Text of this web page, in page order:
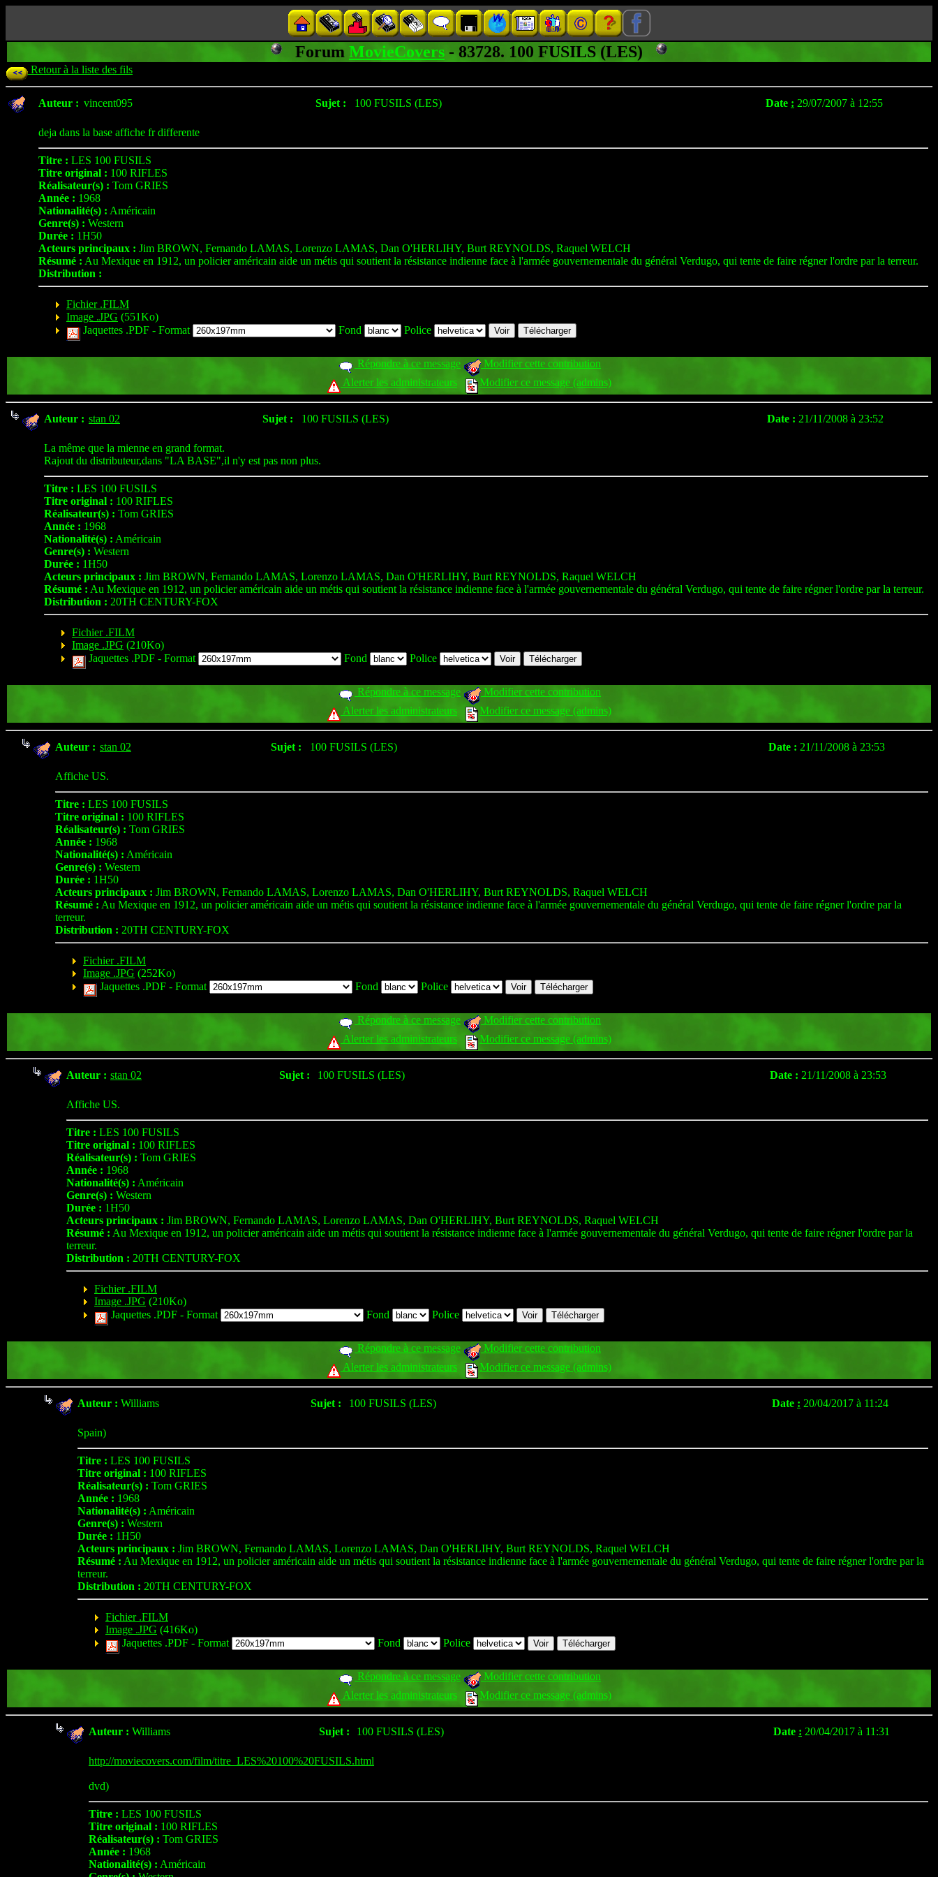
Forum MovieCovers - 83728. 100 FUSILS (LES)
Retour à la liste des fils
Auteur : vincent095 Sujet : 100 FUSILS (LES) Date : 29/07/2007 à 12:55
deja dans la base affiche fr differente
Titre : LES 100 FUSILS
Titre original : 100 RIFLES
Réalisateur(s) : Tom GRIES
Année : 1968
Nationalité(s) : Américain
Genre(s) : Western
Durée : 1H50
Acteurs principaux : Jim BROWN, Fernando LAMAS, Lorenzo LAMAS, Dan O'HERLIHY, Burt REYNOLDS, Raquel WELCH
Résumé : Au Mexique en 1912, un policier américain aide un métis qui soutient la résistance indienne face à l'armée gouvernementale du général Verdugo, qui tente de faire régner l'ordre par la terreur.
Distribution :
Fichier .FILM
Image .JPG (551Ko)
Jaquettes .PDF - Format Fond Police
Répondre à ce message
Modifier cette contribution
Alerter les administrateurs
Modifier ce message (admins)
Auteur : stan 02 Sujet : 100 FUSILS (LES) Date : 21/11/2008 à 23:52
La même que la mienne en grand format.
Rajout du distributeur,dans "LA BASE",il n'y est pas non plus.
Titre : LES 100 FUSILS
Titre original : 100 RIFLES
Réalisateur(s) : Tom GRIES
Année : 1968
Nationalité(s) : Américain
Genre(s) : Western
Durée : 1H50
Acteurs principaux : Jim BROWN, Fernando LAMAS, Lorenzo LAMAS, Dan O'HERLIHY, Burt REYNOLDS, Raquel WELCH
Résumé : Au Mexique en 1912, un policier américain aide un métis qui soutient la résistance indienne face à l'armée gouvernementale du général Verdugo, qui tente de faire régner l'ordre par la terreur.
Distribution : 20TH CENTURY-FOX
Fichier .FILM
Image .JPG (210Ko)
Jaquettes .PDF - Format Fond Police
Répondre à ce message
Modifier cette contribution
Alerter les administrateurs
Modifier ce message (admins)
Auteur : stan 02 Sujet : 100 FUSILS (LES) Date : 21/11/2008 à 23:53
Affiche US.
Titre : LES 100 FUSILS
Titre original : 100 RIFLES
Réalisateur(s) : Tom GRIES
Année : 1968
Nationalité(s) : Américain
Genre(s) : Western
Durée : 1H50
Acteurs principaux : Jim BROWN, Fernando LAMAS, Lorenzo LAMAS, Dan O'HERLIHY, Burt REYNOLDS, Raquel WELCH
Résumé : Au Mexique en 1912, un policier américain aide un métis qui soutient la résistance indienne face à l'armée gouvernementale du général Verdugo, qui tente de faire régner l'ordre par la
terreur.
Distribution : 20TH CENTURY-FOX
Fichier .FILM
Image .JPG (252Ko)
Jaquettes .PDF - Format Fond Police
Répondre à ce message
Modifier cette contribution
Alerter les administrateurs
Modifier ce message (admins)
Auteur : stan 02 Sujet : 100 FUSILS (LES) Date : 21/11/2008 à 23:53
Affiche US.
Titre : LES 100 FUSILS
Titre original : 100 RIFLES
Réalisateur(s) : Tom GRIES
Année : 1968
Nationalité(s) : Américain
Genre(s) : Western
Durée : 1H50
Acteurs principaux : Jim BROWN, Fernando LAMAS, Lorenzo LAMAS, Dan O'HERLIHY, Burt REYNOLDS, Raquel WELCH
Résumé : Au Mexique en 1912, un policier américain aide un métis qui soutient la résistance indienne face à l'armée gouvernementale du général Verdugo, qui tente de faire régner l'ordre par la
terreur.
Distribution : 20TH CENTURY-FOX
Fichier .FILM
Image .JPG (210Ko)
Jaquettes .PDF - Format Fond Police
Répondre à ce message
Modifier cette contribution
Alerter les administrateurs
Modifier ce message (admins)
Auteur : Williams Sujet : 100 FUSILS (LES) Date : 20/04/2017 à 11:24
Spain)
Titre : LES 100 FUSILS
Titre original : 100 RIFLES
Réalisateur(s) : Tom GRIES
Année : 1968
Nationalité(s) : Américain
Genre(s) : Western
Durée : 1H50
Acteurs principaux : Jim BROWN, Fernando LAMAS, Lorenzo LAMAS, Dan O'HERLIHY, Burt REYNOLDS, Raquel WELCH
Résumé : Au Mexique en 1912, un policier américain aide un métis qui soutient la résistance indienne face à l'armée gouvernementale du général Verdugo, qui tente de faire régner l'ordre par la
terreur.
Distribution : 20TH CENTURY-FOX
Fichier .FILM
Image .JPG (416Ko)
Jaquettes .PDF - Format Fond Police
Répondre à ce message
Modifier cette contribution
Alerter les administrateurs
Modifier ce message (admins)
Auteur : Williams Sujet : 100 FUSILS (LES) Date : 20/04/2017 à 11:31
http://moviecovers.com/film/titre_LES%20100%20FUSILS.html
dvd)
Titre : LES 100 FUSILS
Titre original : 100 RIFLES
Réalisateur(s) : Tom GRIES
Année : 1968
Nationalité(s) : Américain